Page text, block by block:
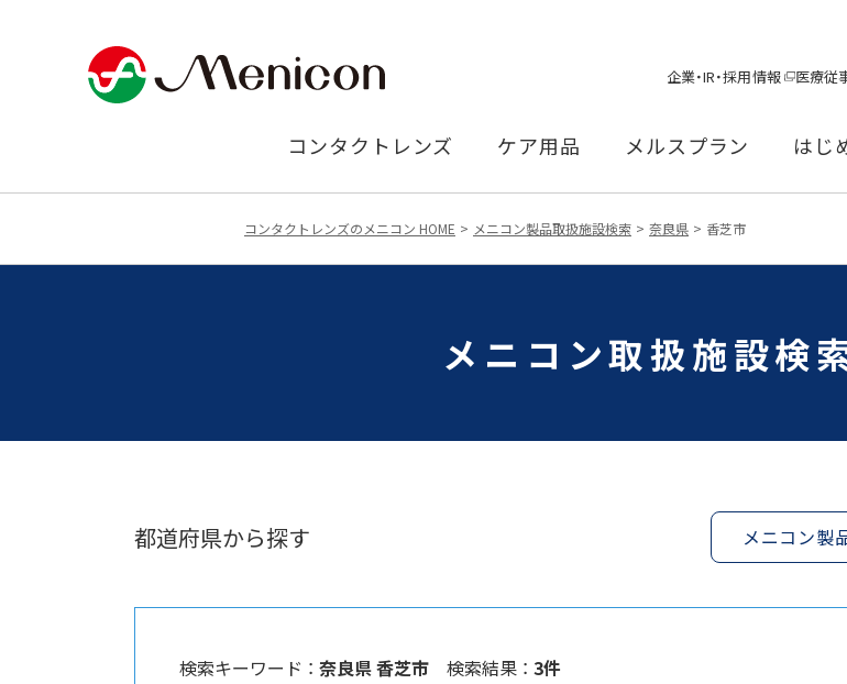
企業・IR・採用情報 医療従
コンタクトレンズ ケア用品 メルスプラン はじ
コンタクトレンズのメニコン HOME メニコン製品取扱施設検索 奈良県 香芝市
メニコン取扱施設検
都道府県から探す メニコン製
検索キーワード ： 奈良県 香芝市 検索結果 ： 3件